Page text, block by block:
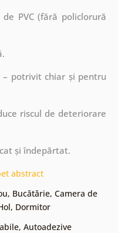
PVC (fără policlorură
– potrivit chiar și pentru
riscul de deteriorare
și îndepărtat.
abstract
, Bucătărie, Camera de
, Dormitor
, Autoadezive